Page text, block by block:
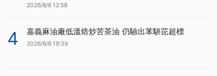
2026/8/6 12:58
4 嘉義麻油廠低溫焙炒苦茶油 仍驗出苯駢芘超標
2026/8/6 19:39